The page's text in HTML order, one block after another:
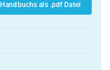
als .pdf Datei